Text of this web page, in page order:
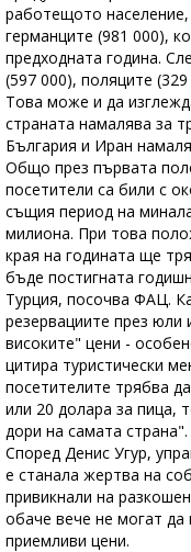
работещото
германците (981 000),
предходната година.
(597 000), поляците
Това може и да
страната намалява за
България и Иран
Общо през първата
посетители са били с
същия период на
милиона. При това
края на годината ще
бъде постигната
Турция, посочва ФАЦ.
резервациите през юли
високите" цени -
цитира туристически
посетителите трябва
или 20 долара за пица,
дори на самата страна".
Според Денис Угур,
е станала жертва на
привикнали на
обаче вече не могат
приемливи цени.